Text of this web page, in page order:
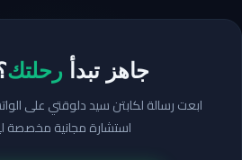
جاهز تبدأ رحلتك
ابعت رسالة لكابتن سيد دلوقتي على
استشارة مجانية مخصصة